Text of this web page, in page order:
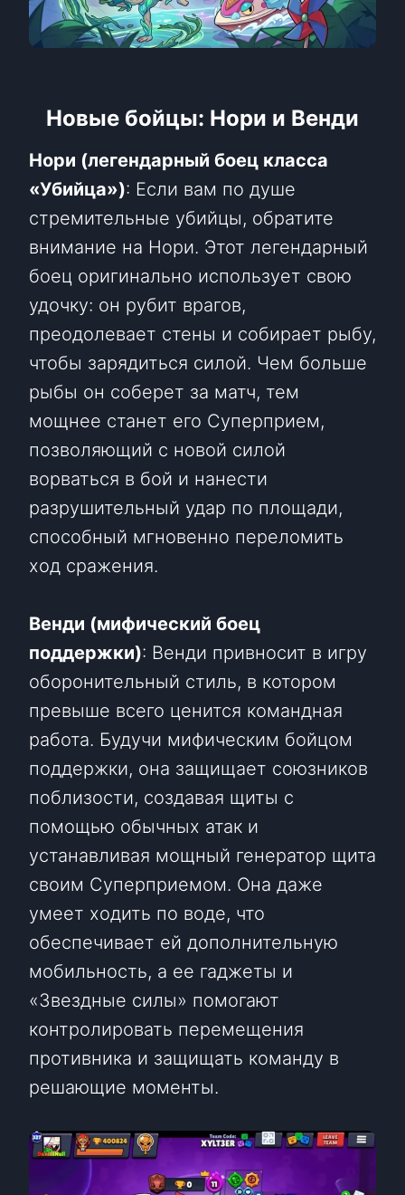
Новые бойцы: Нори и Венди
Нори (легендарный боец ​​класса
«Убийца»): Если вам по душе
стремительные убийцы, обратите
внимание на Нори. Этот легендарный
боец ​​оригинально использует свою
удочку: он рубит врагов,
преодолевает стены и собирает рыбу,
чтобы зарядиться силой. Чем больше
рыбы он соберет за матч, тем
мощнее станет его Суперприем,
позволяющий с новой силой
ворваться в бой и нанести
разрушительный удар по площади,
способный мгновенно переломить
ход сражения.
Венди (мифический боец ​​
поддержки): Венди привносит в игру
оборонительный стиль, в котором
превыше всего ценится командная
работа. Будучи мифическим бойцом
поддержки, она защищает союзников
поблизости, создавая щиты с
помощью обычных атак и
устанавливая мощный генератор щита
своим Суперприемом. Она даже
умеет ходить по воде, что
обеспечивает ей дополнительную
мобильность, а ее гаджеты и
«Звездные силы» помогают
контролировать перемещения
противника и защищать команду в
решающие моменты.